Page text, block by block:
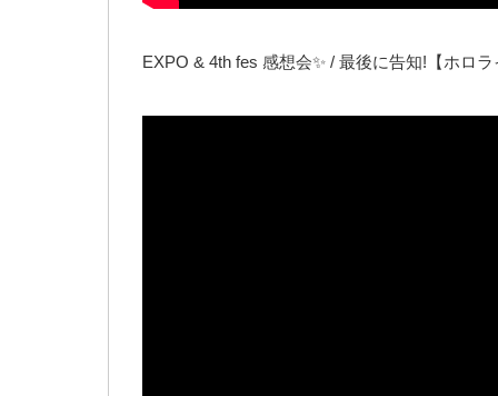
EXPO & 4th fes 感想会✨ / 最後に告知!【ホロラ